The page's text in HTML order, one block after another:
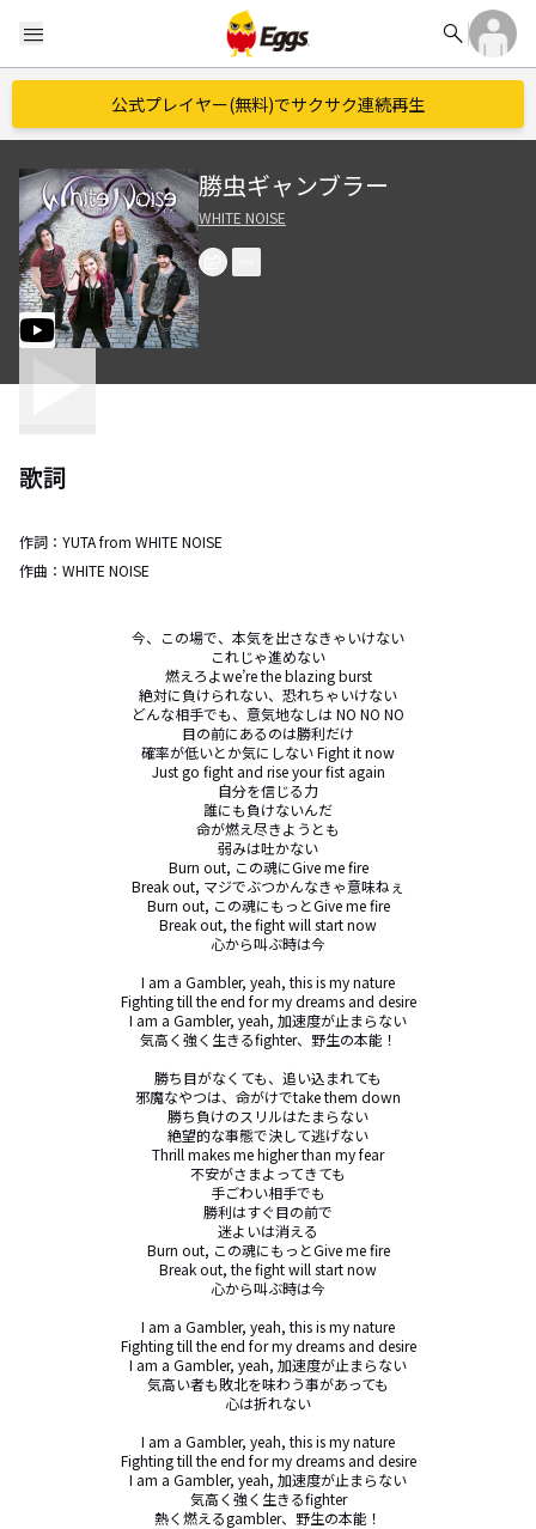
menu search
公式プレイヤー(無料)でサクサク連続再生
勝虫ギャンブラー
WHITE NOISE
歌詞
作詞： YUTA from WHITE NOISE
作曲： WHITE NOISE
今、この場で、本気を出さなきゃいけない
これじゃ進めない
燃えろよwe’re the blazing burst
絶対に負けられない、恐れちゃいけない
どんな相手でも、意気地なしは NO NO NO
目の前にあるのは勝利だけ
確率が低いとか気にしない Fight it now
Just go fight and rise your fist again
自分を信じる力
誰にも負けないんだ
命が燃え尽きようとも
弱みは吐かない
Burn out, この魂にGive me fire
Break out, マジでぶつかんなきゃ意味ねぇ
Burn out, この魂にもっとGive me fire
Break out, the fight will start now
心から叫ぶ時は今
I am a Gambler, yeah, this is my nature
Fighting till the end for my dreams and desire
I am a Gambler, yeah, 加速度が止まらない
気高く強く生きるfighter、野生の本能！
勝ち目がなくても、追い込まれても
邪魔なやつは、命がけでtake them down
勝ち負けのスリルはたまらない
絶望的な事態で決して逃げない
Thrill makes me higher than my fear
不安がさまよってきても
手ごわい相手でも
勝利はすぐ目の前で
迷よいは消える
Burn out, この魂にもっとGive me fire
Break out, the fight will start now
心から叫ぶ時は今
I am a Gambler, yeah, this is my nature
Fighting till the end for my dreams and desire
I am a Gambler, yeah, 加速度が止まらない
気高い者も敗北を味わう事があっても
心は折れない
I am a Gambler, yeah, this is my nature
Fighting till the end for my dreams and desire
I am a Gambler, yeah, 加速度が止まらない
気高く強く生きるfighter
熱く燃えるgambler、野生の本能！